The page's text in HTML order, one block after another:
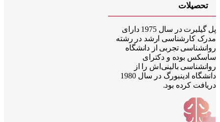
پل گیلبرت در سال 1975 دارای
کارشناسی ارشد در رشته
تجربی از دانشگاه
بوده و دکترای
بالینی‌اش را از
دانشگاه ادینبورگ در سال 1980
کرده بود.